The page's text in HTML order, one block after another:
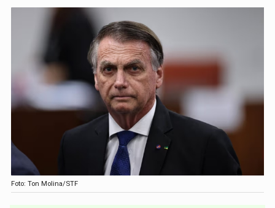
Foto: Ton Molina/STF